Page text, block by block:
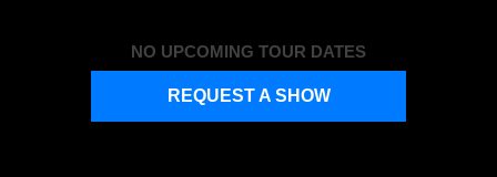
NO UPCOMING TOUR DATES
REQUEST A SHOW